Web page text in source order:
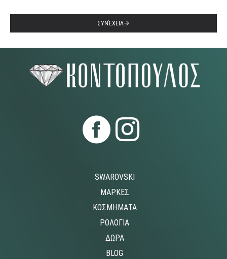
ΣΥΝΈΧΕΙΑ
SWAROVSKI
ΜΑΡΚΕΣ
ΚΟΣΜΗΜΑΤΑ
ΡΟΛΟΓΙΑ
ΔΩΡΑ
BLOG